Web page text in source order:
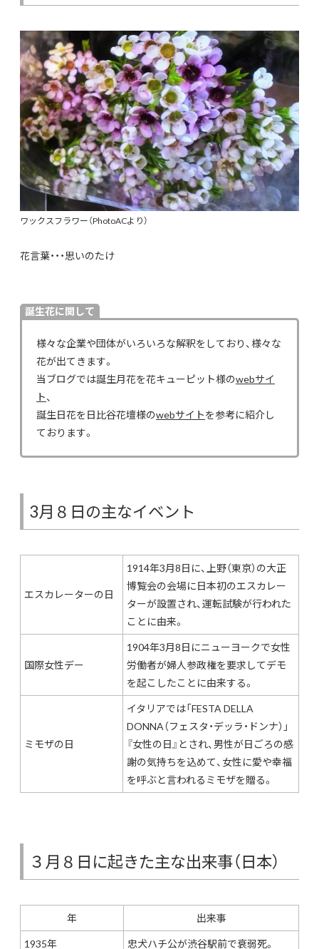
ワックスフラワー（PhotoACより）
花言葉・・・思いのたけ
誕生花に関して
様々な企業や団体がいろいろな解釈をしており、様々な
花が出てきます。
当ブログでは誕生月花を花キューピット様のwebサイ
ト、
誕生日花を日比谷花壇様のwebサイトを参考に紹介し
ております。
3月８日の主なイベント
エスカレーターの日
1914年3月8日に、上野（東京）の大正
博覧会の会場に日本初のエスカレー
ターが設置され、運転試験が行われた
ことに由来。
国際女性デー
1904年3月8日にニューヨークで女性
労働者が婦人参政権を要求してデモ
を起こしたことに由来する。
ミモザの日
イタリアでは「FESTA DELLA
DONNA（フェスタ・デッラ・ドンナ）」
『女性の日』とされ、男性が日ごろの感
謝の気持ちを込めて、女性に愛や幸福
を呼ぶと言われるミモザを贈る。
３月８日に起きた主な出来事（日本）
年
出来事
1935年
忠犬ハチ公が渋谷駅前で衰弱死。